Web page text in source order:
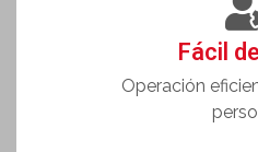
Fácil
Operación